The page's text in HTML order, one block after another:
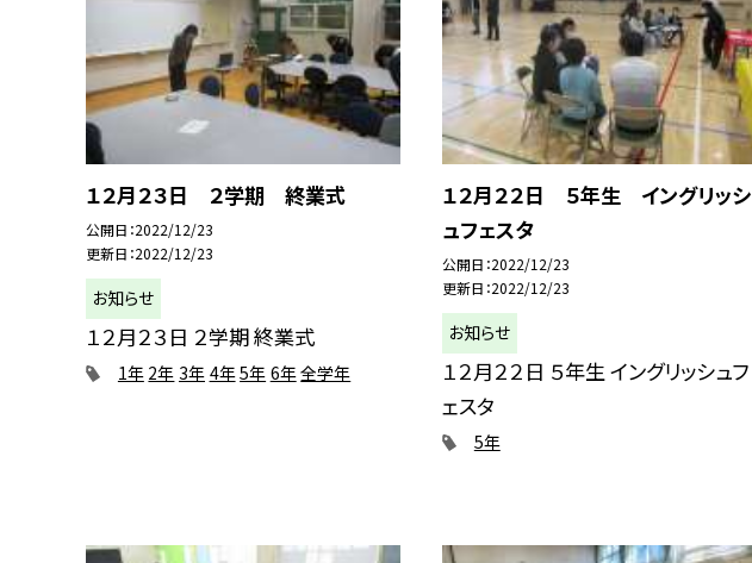
１２月２３日 ２学期 終業式
公開日 2022/12/23
更新日 2022/12/23
お知らせ
１２月２３日 ２学期 終業式
1年 2年 3年 4年5年 6年全学年
１２月２２日 ５年生 イングリッシ
ュフェスタ
公開日 2022/12/23
更新日 2022/12/23
お知らせ
１２月２２日 ５年生 イングリッシュフ
ェスタ
5年